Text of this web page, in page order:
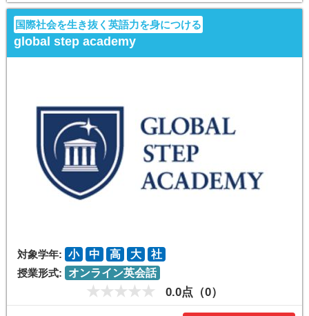
国際社会を生き抜く英語力を身につける
global step academy
対象学年: 小 中 高 大
社
授業形式:
オンライン英会話
0.0点（0）